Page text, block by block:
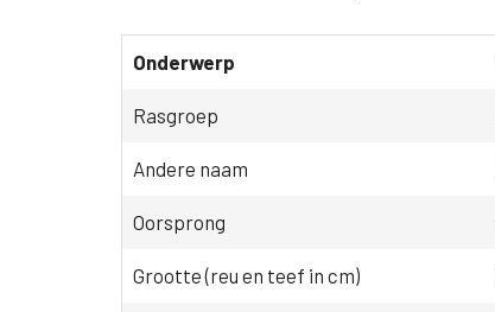
Onderwerp
Rasgroep
Andere naam
Oorsprong
Grootte (reu en teef in cm)